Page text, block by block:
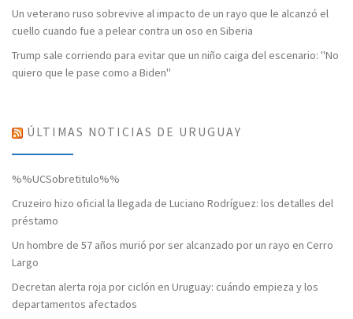
Un veterano ruso sobrevive al impacto de un rayo que le alcanzó el
cuello cuando fue a pelear contra un oso en Siberia
Trump sale corriendo para evitar que un niño caiga del escenario: "No
quiero que le pase como a Biden"
ÚLTIMAS NOTICIAS DE URUGUAY
%%UCSobretitulo%%
Cruzeiro hizo oficial la llegada de Luciano Rodríguez: los detalles del
préstamo
Un hombre de 57 años murió por ser alcanzado por un rayo en Cerro
Largo
Decretan alerta roja por ciclón en Uruguay: cuándo empieza y los
departamentos afectados